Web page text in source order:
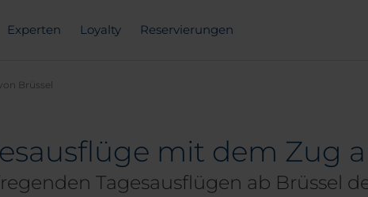
Experten Loyalty Reservierungen
Brüssel
mit dem Zug
Tagesausflügen ab Brüssel